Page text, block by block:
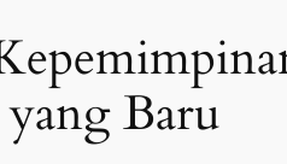
Baru